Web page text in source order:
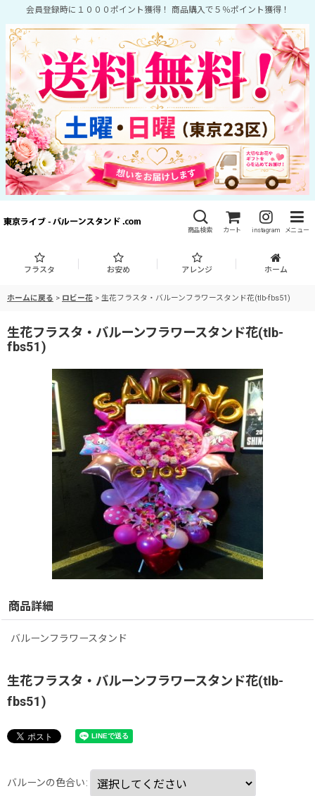
会員登録時に１０００ポイント獲得！ 商品購入で５％ポイント獲得！
商品検索 カート instagram メニュー
フラスタ お安め アレンジ ホーム
ホームに戻る > ロビー花 > 生花フラスタ・バルーンフラワースタンド花(tlb-fbs51)
生花フラスタ・バルーンフラワースタンド花(tlb-
fbs51)
商品詳細
バルーンフラワースタンド
生花フラスタ・バルーンフラワースタンド花(tlb-
fbs51)
バルーンの色合い: